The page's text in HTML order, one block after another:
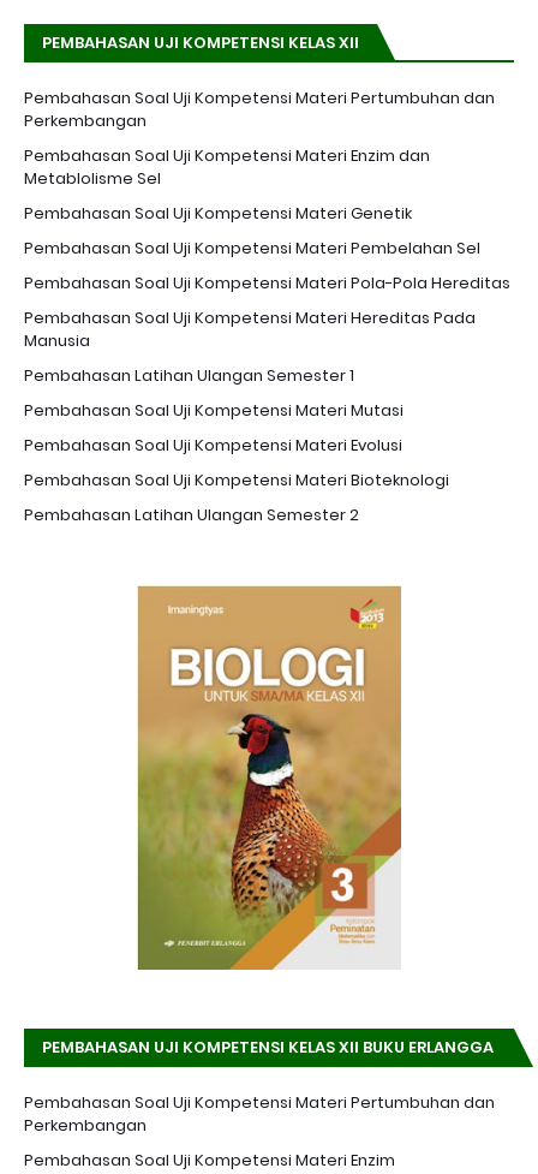
PEMBAHASAN UJI KOMPETENSI KELAS XII
Pembahasan Soal Uji Kompetensi Materi Pertumbuhan dan
Perkembangan
Pembahasan Soal Uji Kompetensi Materi Enzim dan
Metablolisme Sel
Pembahasan Soal Uji Kompetensi Materi Genetik
Pembahasan Soal Uji Kompetensi Materi Pembelahan Sel
Pembahasan Soal Uji Kompetensi Materi Pola-Pola Hereditas
Pembahasan Soal Uji Kompetensi Materi Hereditas Pada
Manusia
Pembahasan Latihan Ulangan Semester 1
Pembahasan Soal Uji Kompetensi Materi Mutasi
Pembahasan Soal Uji Kompetensi Materi Evolusi
Pembahasan Soal Uji Kompetensi Materi Bioteknologi
Pembahasan Latihan Ulangan Semester 2
PEMBAHASAN UJI KOMPETENSI KELAS XII BUKU ERLANGGA
Pembahasan Soal Uji Kompetensi Materi Pertumbuhan dan
Perkembangan
Pembahasan Soal Uji Kompetensi Materi Enzim